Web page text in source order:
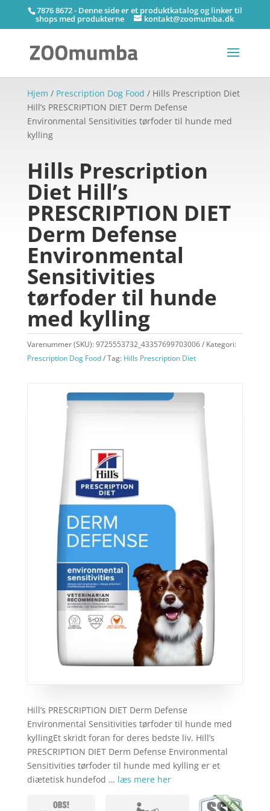
7876 8672 - Denne side er et produktkatalog og linker til
shops med produkterne kontakt@zoomumba.dk
Hjem / Prescription Dog Food / Hills Prescription Diet
Hill’s PRESCRIPTION DIET Derm Defense
Environmental Sensitivities tørfoder til hunde med
kylling
Hills Prescription
Diet Hill’s
PRESCRIPTION DIET
Derm Defense
Environmental
Sensitivities
tørfoder til hunde
med kylling
Varenummer (SKU):9725553732_43357699703006
Kategori:
Prescription Dog Food
Tag: Hills Prescription Diet
Hill’s PRESCRIPTION DIET Derm Defense
Environmental Sensitivities tørfoder til hunde med
kyllingEt skridt foran for deres bedste liv. Hill’s
PRESCRIPTION DIET Derm Defense Environmental
Sensitivities tørfoder til hunde med kylling er et
diætetisk hundefod … læs mere her